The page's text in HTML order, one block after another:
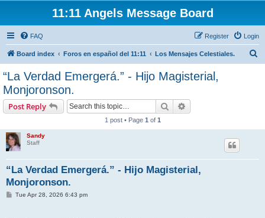
11:11 Angels Message Board
FAQ Login
Register
Board index Foros en español del 11:11 Los Mensajes Celestiales.
“La Verdad Emergerá.” - Hijo Magisterial,
Monjoronson.
Post Reply Search
1 post • Page 1 of 1
Sandy
Staff
“La Verdad Emergerá.” - Hijo Magisterial,
Monjoronson.
PTue Apr 28, 2026 6:43 pm